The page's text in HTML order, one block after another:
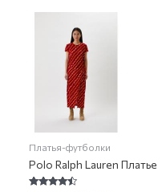
Платья-футболки
Polo Ralph Lauren Платье